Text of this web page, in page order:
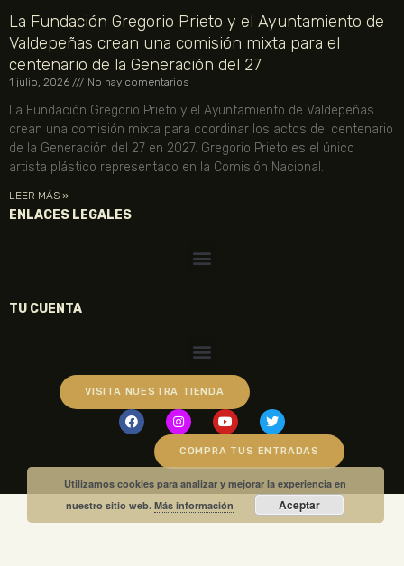
La Fundación Gregorio Prieto y el Ayuntamiento de
Valdepeñas crean una comisión mixta para el
centenario de la Generación del 27
1 julio, 2026 No hay comentarios
La Fundación Gregorio Prieto y el Ayuntamiento de Valdepeñas
crean una comisión mixta para coordinar los actos del centenario
de la Generación del 27 en 2027. Gregorio Prieto es el único
artista plástico representado en la Comisión Nacional.
LEER MÁS »
ENLACES LEGALES
TU CUENTA
VISITA NUESTRA TIENDA
COMPRA TUS ENTRADAS
Utilizamos cookies para analizar y mejorar la experiencia en
nuestro sitio web.Más información Aceptar